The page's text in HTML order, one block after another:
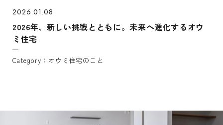
2026.01.08
2026年、新しい挑戦とともに。未来へ進化するオウ
ミ住宅
オウミ住宅のこと